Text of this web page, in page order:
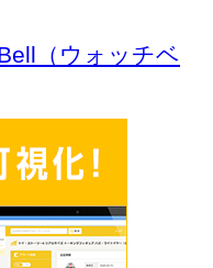
（ウォッチベ